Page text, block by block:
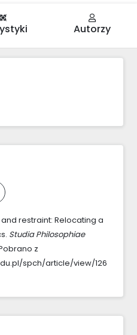
Autorzy
and restraint: Relocating a
Studia Philosophiae
z
spch/article/view/126